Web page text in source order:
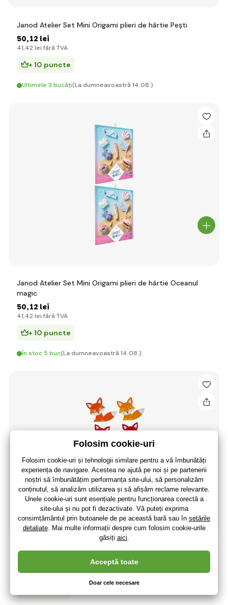
Janod Atelier Set Mini Origami plieri de hârtie Pești
50,12 lei
41,42 lei fără TVA
+ 10 puncte
Ultimele 3 bucăți(La dumneavoastră 14.08.)
Janod Atelier Set Mini Origami plieri de hârtie Oceanul
magic
50,12 lei
41,42 lei fără TVA
+ 10 puncte
În stoc 5 buc(La dumneavoastră 14.08.)
Haba Set creativ Primii vulpi de tăiat
33,13 leifără TVA